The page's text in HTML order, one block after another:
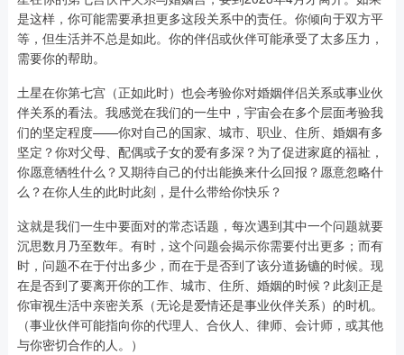
是这样，你可能需要承担更多这段关系中的责任。你倾向于双方平
等，但生活并不总是如此。你的伴侣或伙伴可能承受了太多压力，
需要你的帮助。
土星在你第七宫（正如此时）也会考验你对婚姻伴侣关系或事业伙
伴关系的看法。我感觉在我们的一生中，宇宙会在多个层面考验我
们的坚定程度——你对自己的国家、城市、职业、住所、婚姻有多
坚定？你对父母、配偶或子女的爱有多深？为了促进家庭的福祉，
你愿意牺牲什么？又期待自己的付出能换来什么回报？愿意忽略什
么？在你人生的此时此刻，是什么带给你快乐？
这就是我们一生中要面对的常态话题，每次遇到其中一个问题就要
沉思数月乃至数年。有时，这个问题会揭示你需要付出更多；而有
时，问题不在于付出多少，而在于是否到了该分道扬镳的时候。现
在是否到了要离开你的工作、城市、住所、婚姻的时候？此刻正是
你审视生活中亲密关系（无论是爱情还是事业伙伴关系）的时机。
（事业伙伴可能指向你的代理人、合伙人、律师、会计师，或其他
与你密切合作的人。）